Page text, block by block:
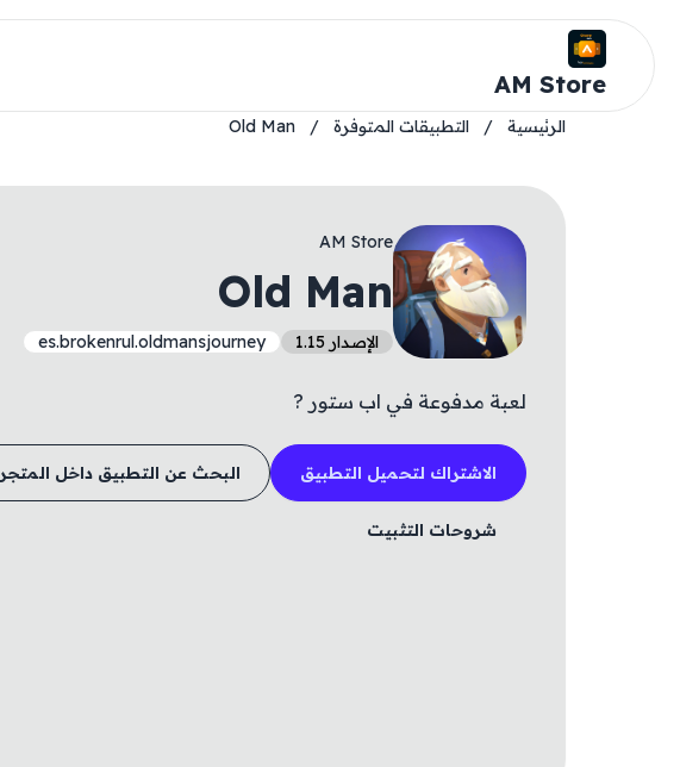
AM Store
الرئيسية / التطبيقات المتوفرة /
Old Man
AM Store
Old Man
الإصدار 1.15 es.brokenrul.oldmansjourney
لعبة مدفوعة في اب ستور ?
الاشتراك لتحميل التطبيق البحث عن التطبيق داخل المتجر
شروحات التثبيت